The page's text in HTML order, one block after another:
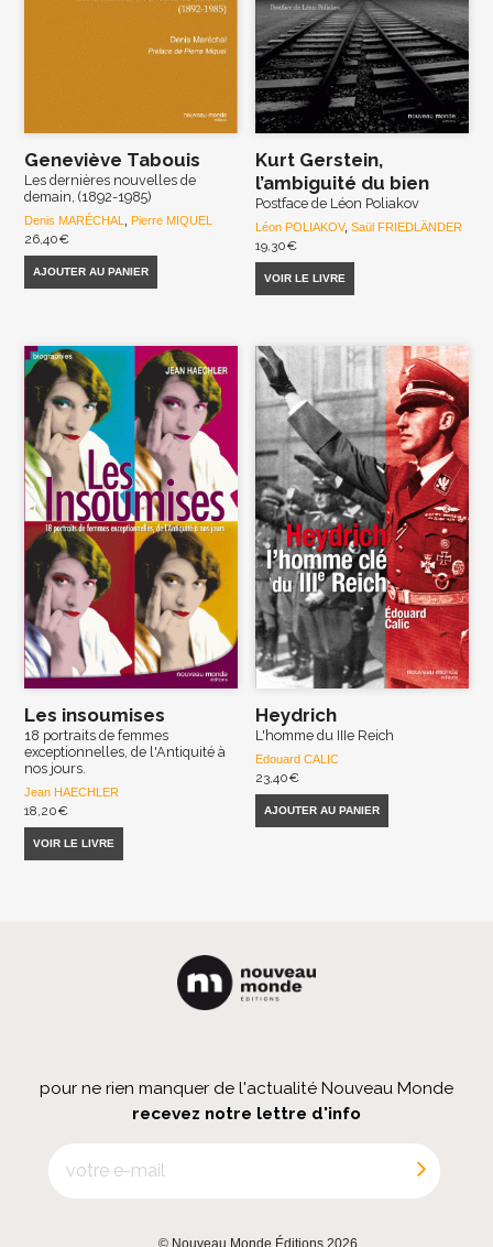
Geneviève Tabouis
Les dernières nouvelles de
demain, (1892-1985)
Denis MARÉCHAL Pierre MIQUEL
26,40€
AJOUTER AU PANIER
Kurt Gerstein,
l’ambiguité du bien
Postface de Léon Poliakov
Léon POLIAKOV,Saül FRIEDLÄNDER
19,30€
VOIR LE LIVRE
Les insoumises
18 portraits de femmes
exceptionnelles, de l'Antiquité à
nos jours.
Jean HAECHLER
18,20€
VOIR LE LIVRE
Heydrich
L'homme du IIIe Reich
Edouard CALIC
23,40€
AJOUTER AU PANIER
pour ne rien manquer de l'actualité Nouveau Monde
recevez notre lettre d'info
© Nouveau Monde Éditions 2026